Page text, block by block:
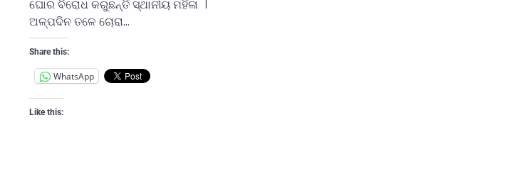
ଘୋର ବିରୋଧ କରୁଛନ୍ତି ସ୍ଥାନୀୟ ମହିଳା ।
ଅଳ୍ପଦିନ ତଳେ ଚୋରା…
Share this:
WhatsApp
Like this: